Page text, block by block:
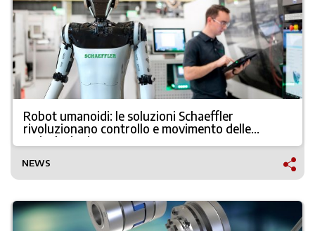
Robot umanoidi: le soluzioni Schaeffler
rivoluzionano controllo e movimento delle
articolazioni
NEWS